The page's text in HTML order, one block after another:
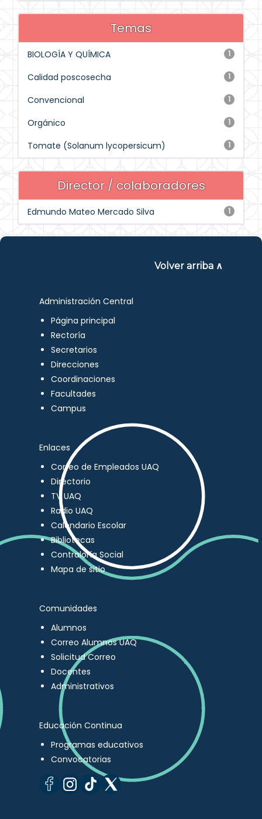
Temas
1
BIOLOGÍA Y QUÍMICA
1
Calidad poscosecha
1
Convencional
1
Orgánico
1
Tomate (Solanum lycopersicum)
Director / colaboradores
1
Edmundo Mateo Mercado Silva
Volver arriba ∧
Administración Central
Página principal
Rectoría
Secretarios
Direcciones
Coordinaciones
Facultades
Campus
Enlaces
Correo de Empleados UAQ
Directorio
TV UAQ
Radio UAQ
Calendario Escolar
Bibliotecas
Contraloría Social
Mapa de sitio
Comunidades
Alumnos
Correo Alumnos UAQ
Solicitud Correo
Docentes
Administrativos
Educación Continua
Programas educativos
Convocatorias